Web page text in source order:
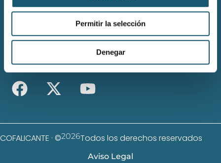
Permitir la selección
Denegar
Dirección
L-V 08:00 a 17:00
COFALICANTE · ©2026Todos los derechos reservados
Aviso Legal